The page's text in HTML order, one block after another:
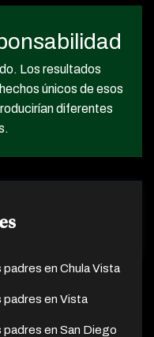
Los resultados
únicos de esos
diferentes
en Chula Vista
en Vista
en San Diego